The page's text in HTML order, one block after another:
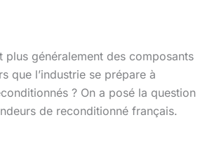
plus généralement des composants
que l’industrie se prépare à
? On a posé la question
de reconditionné français.